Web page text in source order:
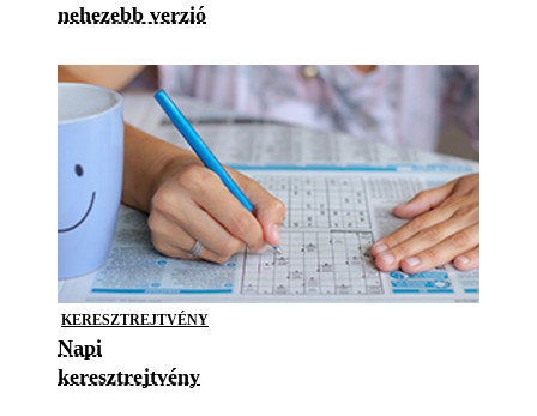
nehezebb verzió
KERESZTREJTVÉNY
Napi
keresztrejtvény